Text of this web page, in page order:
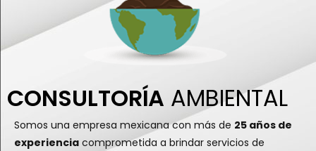
CONSULTORÍA AMBIENTAL
Somos una empresa mexicana con más de 25 años de
experiencia comprometida a brindar servicios de